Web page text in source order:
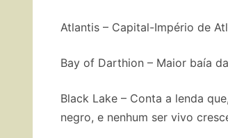
Atlantis – Capital-Império de
Bay of Darthion – Maior baía
Black Lake – Conta a lenda
negro, e nenhum ser vivo